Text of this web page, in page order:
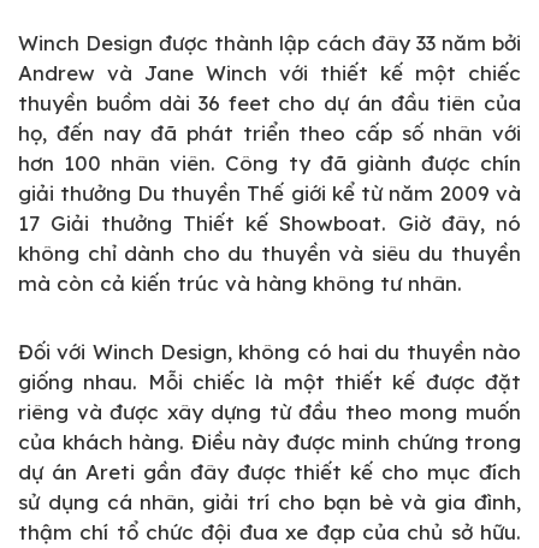
Winch Design được thành lập cách đây 33 năm bởi
Andrew và Jane Winch với thiết kế một chiếc
thuyền buồm dài 36 feet cho dự án đầu tiên của
họ, đến nay đã phát triển theo cấp số nhân với
hơn 100 nhân viên. Công ty đã giành được chín
giải thưởng Du thuyền Thế giới kể từ năm 2009 và
17 Giải thưởng Thiết kế Showboat. Giờ đây, nó
không chỉ dành cho du thuyền và siêu du thuyền
mà còn cả kiến trúc và hàng không tư nhân.
Đối với Winch Design, không có hai du thuyền nào
giống nhau. Mỗi chiếc là một thiết kế được đặt
riêng và được xây dựng từ đầu theo mong muốn
của khách hàng. Điều này được minh chứng trong
dự án Areti gần đây được thiết kế cho mục đích
sử dụng cá nhân, giải trí cho bạn bè và gia đình,
thậm chí tổ chức đội đua xe đạp của chủ sở hữu.